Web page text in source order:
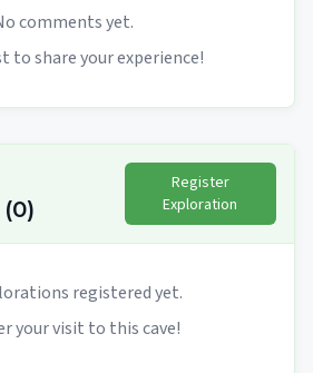
comments yet.
to share your experience!
(0)
Register
Exploration
registered yet.
your visit to this cave!